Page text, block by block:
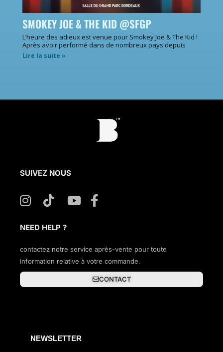
SMOKEY JOE & THE KID @SFGP
L’heure des adieux est venue pour Smokey Joe & The Kid !
Après avoir performé dans de nombreux pays depuis
Lire la suite »
SUIVEZ NOUS
NEED HELP ?
contactez notre service après-vente pour toute
information relative à votre commande.
CONTACT
NEWSLETTER